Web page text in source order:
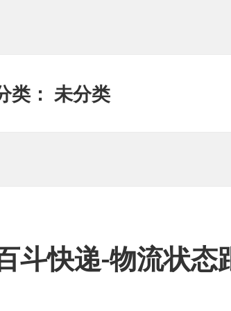
类：未分类
斗快递-物流状态